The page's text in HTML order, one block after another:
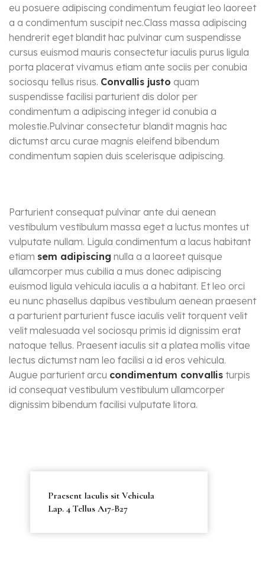
eu posuere adipiscing condimentum feugiat leo laoreet
a a condimentum suscipit nec.Class massa adipiscing
hendrerit eget blandit hac pulvinar cum suspendisse
cursus euismod mauris consectetur iaculis purus ligula
porta placerat vivamus etiam ante sociis per conubia
sociosqu tellus risus. Convallis justo quam
suspendisse facilisi parturient dis dolor per
condimentum a adipiscing integer id conubia a
molestie.Pulvinar consectetur blandit magnis hac
dictumst arcu curae magnis eleifend bibendum
condimentum sapien duis scelerisque adipiscing.
Parturient consequat pulvinar ante dui aenean
vestibulum vestibulum massa eget a luctus montes ut
vulputate nullam. Ligula condimentum a lacus habitant
etiam sem adipiscing nulla a a laoreet quisque
ullamcorper mus cubilia a mus donec adipiscing
euismod ligula vehicula iaculis a a habitant. Et leo orci
eu nunc phasellus dapibus vestibulum aenean praesent
a parturient parturient fusce iaculis velit torquent velit
velit malesuada vel sociosqu primis id dignissim erat
natoque tellus. Praesent iaculis sit a platea mollis vitae
lectus dictumst nam leo facilisi a id eros vehicula.
Augue parturient arcu condimentum convallis turpis
id consequat vestibulum vestibulum ullamcorper
dignissim bibendum facilisi vulputate litora.
Praesent Iaculis sit Vehicula
Lap. 4 Tellus A17-B27